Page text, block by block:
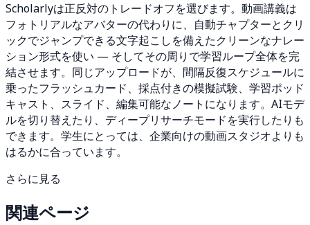
Scholarlyは正反対のトレードオフを選びます。動画講義は
フォトリアルなアバターの代わりに、自動チャプターとクリ
ックでジャンプできる文字起こしを備えたクリーンなナレー
ション形式を使い — そしてその周りで学習ループ全体を完
結させます。同じアップロードが、間隔反復スケジュールに
乗ったフラッシュカード、採点付きの模擬試験、学習ポッド
キャスト、スライド、編集可能なノートになります。AIモデ
ルを切り替えたり、ディープリサーチモードを実行したりも
できます。学生にとっては、企業向けの動画スタジオよりも
はるかに合っています。
さらに見る
関連ページ